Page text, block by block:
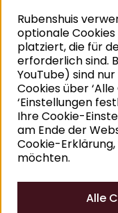
Rubenshuis
optionale
platziert, die für
erforderlich sind.
YouTube) sind
Cookies über
‘Einstellungen
Ihre Cookie-
am Ende der
Cookie-
möchten.
Alle